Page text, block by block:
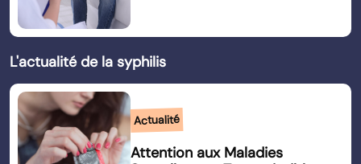
L'actualité de la syphilis
Actualité
Attention aux Maladies